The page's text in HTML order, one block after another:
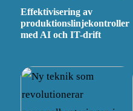
Effektivisering av
produktionslinjekontroller
med AI och IT-drift